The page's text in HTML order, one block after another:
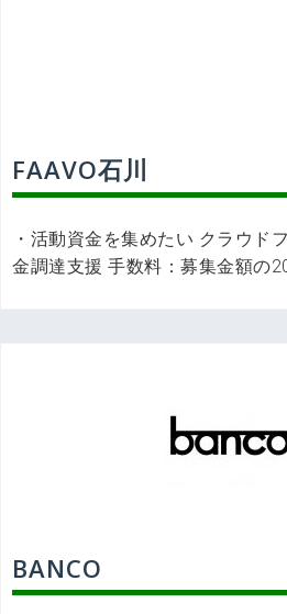
FAAVO石川
・活動資金を集めたい クラウド
金調達支援 手数料：募集金額の
BANCO